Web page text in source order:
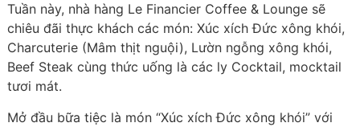
Tuần này, nhà hàng Le Financier Coffee & Lounge sẽ
chiêu đãi thực khách các món: Xúc xích Đức xông khói,
Charcuterie (Mâm thịt nguội), Lườn ngỗng xông khói,
Beef Steak cùng thức uống là các ly Cocktail, mocktail
tươi mát.
Mở đầu bữa tiệc là món “Xúc xích Đức xông khói” với